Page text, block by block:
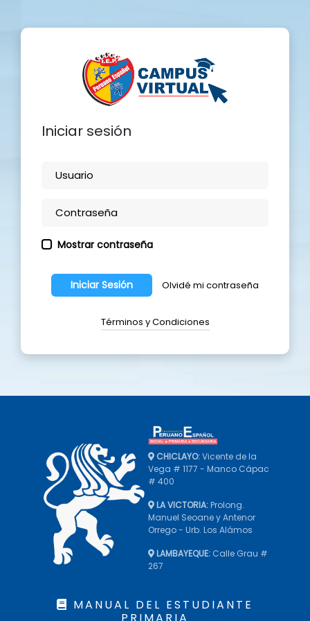
Iniciar sesión
Mostrar contraseña
Iniciar Sesión Olvidé mi contraseña
Términos y Condiciones
CHICLAYO:Vicente de la
Vega # 1177 - Manco Cápac
# 400
LA VICTORIA:Prolong.
Manuel Seoane y Antenor
Orrego - Urb. Los Alámos
LAMBAYEQUE: Calle Grau #
267
MANUAL DEL ESTUDIANTE